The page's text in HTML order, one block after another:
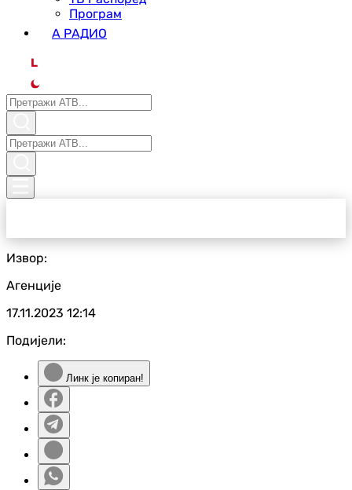
Програм
А РАДИО
L
Извор:
Агенције
17.11.2023 12:14
Подијели:
Линк је копиран!